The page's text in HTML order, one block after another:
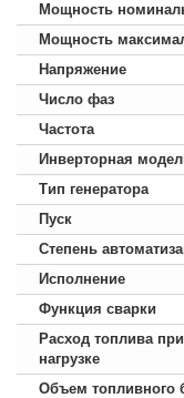
Мощность
Мощность
Напряжение
Число фаз
Частота
Инверторная
Тип генератора
Пуск
Степень
Исполнение
Функция сварки
Расход топлива
нагрузке
Объем топливного